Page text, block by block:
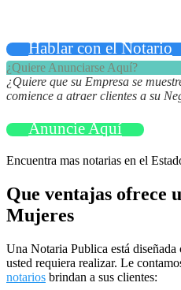
Hablar con el Notario
¿Quiere Anunciarse Aquí?
¿Quiere que su Empresa se
comience a atraer clientes a su
Anuncie Aquí
Encuentra mas notarias en el
Que ventajas ofrece
Mujeres
Una Notaria Publica está
usted requiera realizar. Le
notarios brindan a sus clientes: